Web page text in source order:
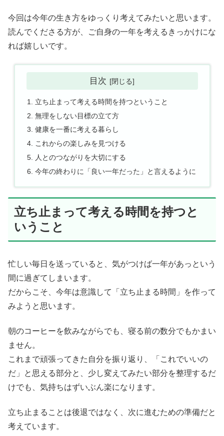
今回は今年の生き方をゆっくり考えてみたいと思います。
読んでくださる方が、ご自身の一年を考えるきっかけにな
れば嬉しいです。
目次
立ち止まって考える時間を持つということ
無理をしない目標の立て方
健康を一番に考える暮らし
これからの楽しみを見つける
人とのつながりを大切にする
今年の終わりに「良い一年だった」と言えるように
立ち止まって考える時間を持つと
いうこと
忙しい毎日を送っていると、気がつけば一年があっという
間に過ぎてしまいます。
だからこそ、今年は意識して「立ち止まる時間」を作って
みようと思います。
朝のコーヒーを飲みながらでも、寝る前の数分でもかまい
ません。
これまで頑張ってきた自分を振り返り、「これでいいの
だ」と思える部分と、少し変えてみたい部分を整理するだ
けでも、気持ちはずいぶん楽になります。
立ち止まることは後退ではなく、次に進むための準備だと
考えています。